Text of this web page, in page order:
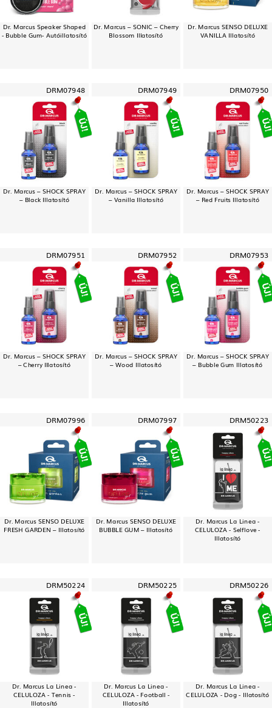
Dr. Marcus Speaker Shaped
- Bubble Gum- Autóillatosító
Dr. Marcus – SONIC – Cherry
Blossom Illatosító
Dr. Marcus SENSO DELUXE
VANILLA Illatosító
DRM07948
Dr. Marcus – SHOCK SPRAY
– Black Illatosító
DRM07949
Dr. Marcus – SHOCK SPRAY
– Vanilla Illatosító
DRM07950
Dr. Marcus – SHOCK SPRAY
– Red Fruits Illatosító
DRM07951
Dr. Marcus – SHOCK SPRAY
– Cherry Illatosító
DRM07952
Dr. Marcus – SHOCK SPRAY
– Wood Illatosító
DRM07953
Dr. Marcus – SHOCK SPRAY
– Bubble Gum Illatosító
DRM07996
Dr. Marcus SENSO DELUXE
FRESH GARDEN – Illatosító
DRM07997
Dr. Marcus SENSO DELUXE
BUBBLE GUM – Illatosító
DRM50223
Dr. Marcus La Linea -
CELULOZA - Selflove -
Illatosító
DRM50224
Dr. Marcus La Linea -
CELULOZA - Tennis -
Illatosító
DRM50225
Dr. Marcus La Linea -
CELULOZA - Football -
Illatosító
DRM50226
Dr. Marcus La Linea -
CELULOZA - Dog - Illatosító